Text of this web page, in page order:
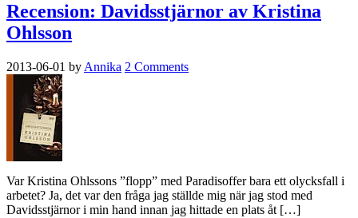
Recension: Davidsstjärnor av Kristina
Ohlsson
2013-06-01 by Annika 2 Comments
Var Kristina Ohlssons ”flopp” med Paradisoffer bara ett olycksfall i
arbetet? Ja, det var den fråga jag ställde mig när jag stod med
Davidsstjärnor i min hand innan jag hittade en plats åt […]